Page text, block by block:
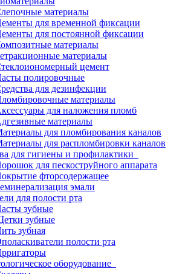
материалы
для временной фиксации
для постоянной фиксации
материалы
материалы
цемент
полировочные
для дезинфекции
материалы
для наложения пломб
материалы
для пломбирования каналов
для распломбировки каналов
для гигиены и профилактики
для пескоструйного аппарата
фторсодержащее
эмали
для полости рта
зубные
зубные
зубная
полости рта
оборудование